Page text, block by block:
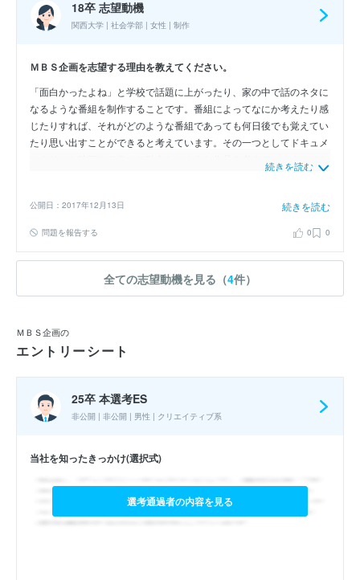
18卒 志望動機
関西大学 | 社会学部 | 女性 | 制作
ＭＢＳ企画を志望する理由を教えてください。
「面白かったよね」と学校で話題に上がったり、家の中で話のネタに
なるような番組を制作することです。番組によってなにか考えたり感
じたりすれば、それがどのような番組であっても何日後でも覚えてい
たり思い出すことができると考えています。その一つとしてドキュメ
ュメンタリーは社会・人間に踏み込むことが出来るものですが近づき
や映画のエンターテイメントの要素も必要であると考えています。
「情熱大陸」など新しい番組の形を作り続けている部分にも非常に魅
望いたします。
続きを読む
公開日：2017年12月13日 続きを読む
問題を報告する 0 0
全ての志望動機を見る（4件）
ＭＢＳ企画の
エントリーシート
25卒 本選考ES
非公開 | 非公開 | 男性 | クリエイティブ系
当社を知ったきっかけ(選択式)
選考通過者の内容を見る